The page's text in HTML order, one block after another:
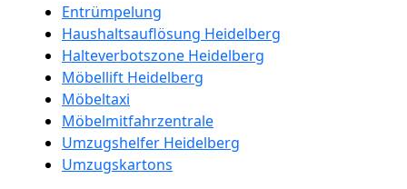
Entrümpelung
Haushaltsauflösung Heidelberg
Halteverbotszone Heidelberg
Möbellift Heidelberg
Möbeltaxi
Möbelmitfahrzentrale
Umzugshelfer Heidelberg
Umzugskartons